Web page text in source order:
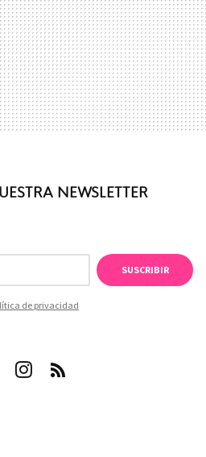
NEWSLETTER
SUSCRIBIR
de privacidad